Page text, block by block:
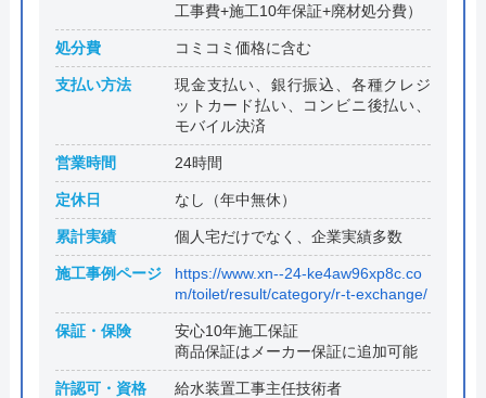
工事費+施工10年保証+廃材処分費）
処分費 コミコミ価格に含む
支払い方法
現金支払い、銀行振込、各種クレジ
ットカード払い、コンビニ後払い、
モバイル決済
営業時間 24時間
定休日 なし（年中無休）
累計実績 個人宅だけでなく、企業実績多数
施工事例ページ
https://www.xn--24-ke4aw96xp8c.co
m/toilet/result/category/r-t-exchange/
保証・保険
安心10年施工保証
商品保証はメーカー保証に追加可能
許認可・資格
給水装置工事主任技術者